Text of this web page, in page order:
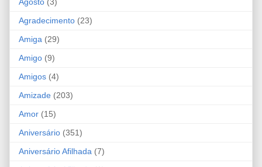
Agradecimento (23)
Amiga (29)
Amigo (9)
Amigos (4)
Amizade (203)
Amor (15)
Aniversário (351)
Aniversário Afilhada (7)